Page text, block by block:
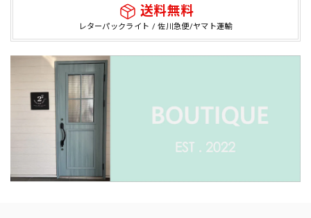
送料無料
レターパックライト / 佐川急便/ヤマト運輸